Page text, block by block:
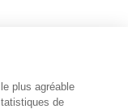
plus agréable
de